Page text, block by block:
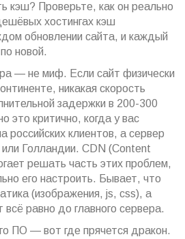
кэш? Проверьте, как он реально
хостингах кэш
обновлении сайта, и каждый
новой.
— не миф. Если сайт физически
никакая скорость
задержки в 200-300
это критично, когда у вас
российских клиентов, а сервер
Голландии. CDN (Content
решать часть этих проблем,
его настроить. Бывает, что
(изображения, js, css), а
равно до главного сервера.
ПО — вот где прячется дракон.